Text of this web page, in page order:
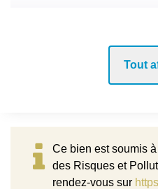
Tout
Ce bien est soumis
des Risques et
rendez-vous sur